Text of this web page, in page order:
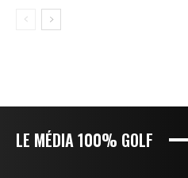
LE MÉDIA 100% GOLF